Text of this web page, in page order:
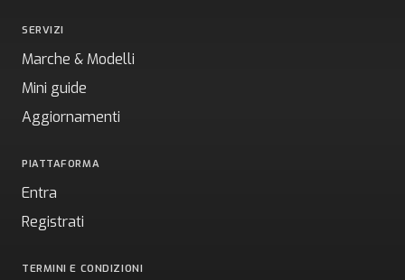
SERVIZI
Marche & Modelli
Mini guide
Aggiornamenti
PIATTAFORMA
Entra
Registrati
TERMINI E CONDIZIONI